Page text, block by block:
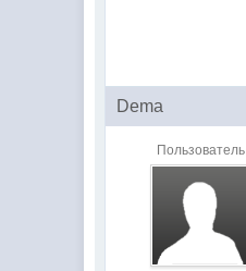
Dema
Пользователь